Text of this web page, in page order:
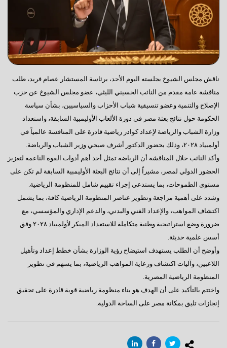
ناقش مجلس الشيوخ بجلسته اليوم الأحد، برئاسة المستشار عصام فريد، طلب
مناقشة عامة مقدم من النائب الحسيني الليثي، عضو مجلس الشيوخ عن حزب
الإصلاح والتنمية وعضو تنسيقية شباب الأحزاب والسياسيين، بشأن سياسة
الحكومة حول نتائج بعثة مصر في دورة الألعاب الأوليمبية السابقة، واستعداد
وزارة الشباب والرياضة لإعداد كوادر رياضية قادرة على المنافسة عالمياً في
أولمبياد ٢٠٢٨، وذلك بحضور الدكتور أشرف صبحي وزير الشباب والرياضة.
وأكد النائب خلال المناقشة أن الرياضة تمثل أحد أهم أدوات القوة الناعمة لتعزيز
الحضور الدولي لمصر، مشيراً إلى أن نتائج البعثة الأوليمبية السابقة لم تكن على
مستوى الطموحات، بما يستدعي إجراء تقييم شامل للمنظومة الرياضية.
وشدد على أهمية مراجعة وتطوير عناصر المنظومة الرياضية كافة، بما يشمل
اكتشاف المواهب، والإعداد الفني والبدني، والدعم الإداري والمؤسسي، مع
ضرورة وضع استراتيجية وطنية متكاملة للاستعداد المبكر لأولمبياد ٢٠٢٨ وفق
أسس علمية حديثة.
وأوضح أن الطلب يستهدف استيضاح رؤية الوزارة بشأن خطط إعداد وتأهيل
اللاعبين، وآليات اكتشاف ورعاية المواهب الرياضية، بما يسهم في تطوير
المنظومة الرياضية المصرية.
واختتم بالتأكيد على أن الهدف هو بناء منظومة رياضية قوية قادرة على تحقيق
إنجازات تليق بمكانة مصر على الساحة الدولية.